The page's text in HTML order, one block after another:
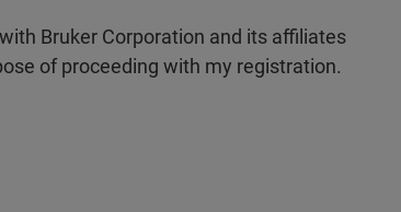
Bruker Corporation and its affiliates
of proceeding with my registration.